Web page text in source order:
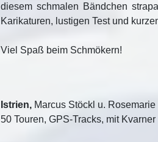
diesem schmalen Bändchen
Karikaturen, lustigen Test und
Viel Spaß beim Schmökern!
Istrien, Marcus Stöckl u.
50 Touren, GPS-Tracks, mit